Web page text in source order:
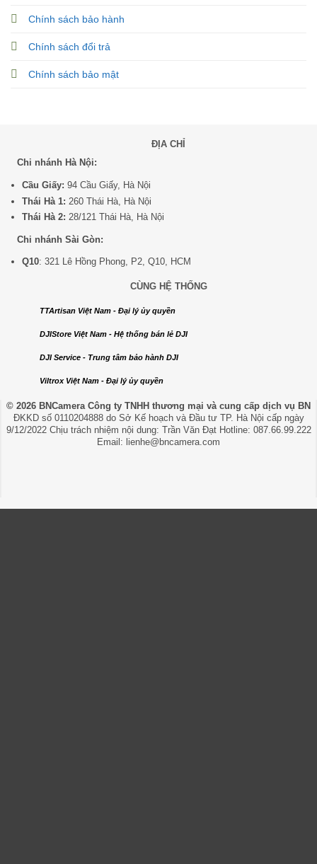
Chính sách bảo hành
Chính sách đổi trả
Chính sách bảo mật
ĐỊA CHỈ
Chi nhánh Hà Nội:
Cầu Giấy: 94 Cầu Giấy, Hà Nội
Thái Hà 1: 260 Thái Hà, Hà Nội
Thái Hà 2: 28/121 Thái Hà, Hà Nội
Chi nhánh Sài Gòn:
Q10: 321 Lê Hồng Phong, P2, Q10, HCM
CÙNG HỆ THỐNG
TTArtisan Việt Nam - Đại lý ủy quyền
DJIStore Việt Nam - Hệ thống bán lẻ DJI
DJI Service - Trung tâm bảo hành DJI
Viltrox Việt Nam - Đại lý ủy quyền
© 2026 BNCamera Công ty TNHH thương mại và cung cấp dịch vụ BN
ĐKKD số 0110204888 do Sở Kế hoạch và Đầu tư TP. Hà Nội cấp ngày
9/12/2022 Chịu trách nhiệm nội dung: Trần Văn Đạt Hotline: 087.66.99.222
Email: lienhe@bncamera.com